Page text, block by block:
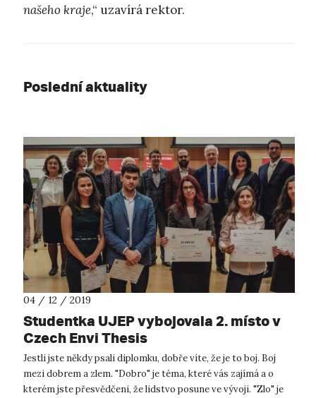
našeho kraje,“ uzavírá rektor.
Poslední aktuality
04 / 12 / 2019
Studentka UJEP vybojovala 2. místo v
Czech Envi Thesis
Jestli jste někdy psali diplomku, dobře víte, že je to boj. Boj
mezi dobrem a zlem. "Dobro" je téma, které vás zajímá a o
kterém jste přesvědčeni, že lidstvo posune ve vývoji. "Zlo" je